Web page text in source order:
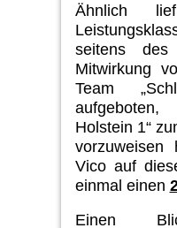
Ähnlich
seitens
Mitwirkung
Team
aufgeboten,
Holstein 1“
vorzu­weisen
Vico auf
einmal ei­nen
Einen